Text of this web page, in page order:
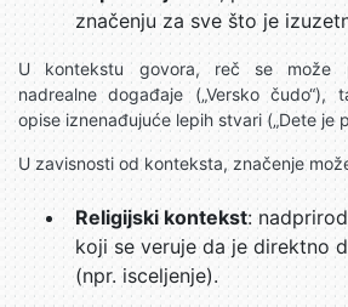
značenju za sve što je
U kontekstu govora, reč se može
nadrealne događaje („Versko
opise iznenađujuće lepih stvari („Dete je
U zavisnosti od konteksta, značenje
Religijski kontekst:
koji se veruje da je direktno
(npr. isceljenje).